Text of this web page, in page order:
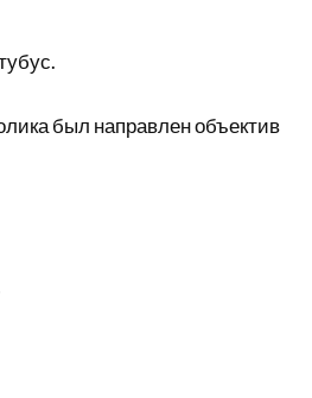
был направлен объектив